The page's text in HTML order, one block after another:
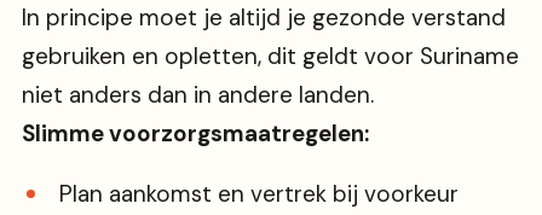
In principe moet je altijd je gezonde verstand
gebruiken en opletten, dit geldt voor Suriname
niet anders dan in andere landen.
Slimme voorzorgsmaatregelen:
Plan aankomst en vertrek bij voorkeur